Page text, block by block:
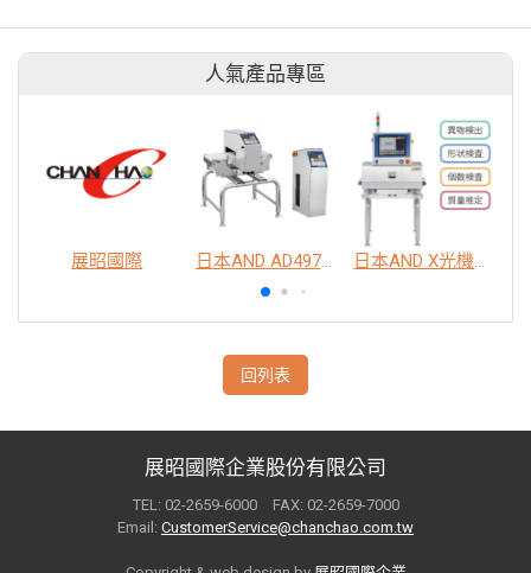
人氣產品專區
展昭國際 日本AND AD4976 脫氧劑包裝金屬異物檢出機 日本AND X光機異物檢查系統
回列表
展昭國際企業股份有限公司
TEL: 02-2659-6000 FAX: 02-2659-7000
Email: CustomerService@chanchao.com.tw